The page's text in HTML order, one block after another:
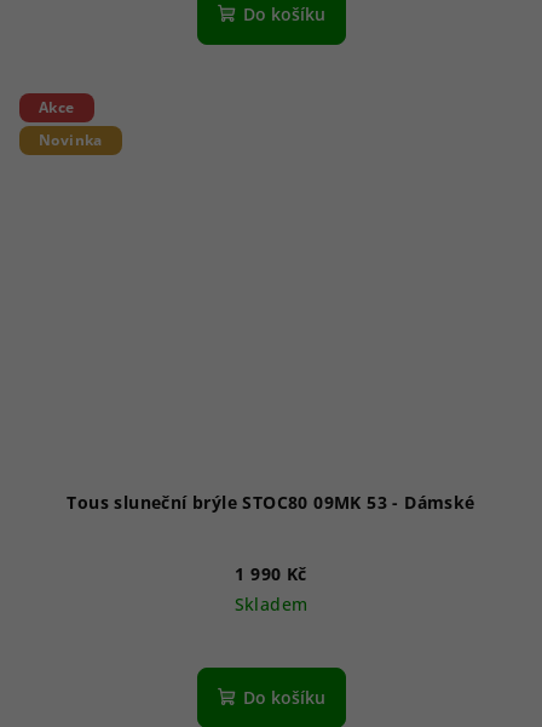
Do košíku
Akce
Novinka
Tous sluneční brýle STOC80 09MK 53 - Dámské
1 990 Kč
Skladem
Do košíku